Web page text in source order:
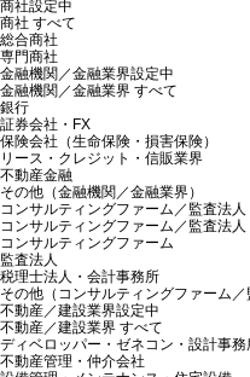
商社設定中
商社 すべて
総合商社
専門商社
金融機関／金融業界設定中
金融機関／金融業界 すべて
銀行
証券会社・FX
保険会社（生命保険・損害保険）
リース・クレジット・信販業界
不動産金融
その他（金融機関／金融業界）
コンサルティングファーム／監査法
コンサルティングファーム／監査法
コンサルティングファーム
監査法人
税理士法人・会計事務所
その他（コンサルティングファーム／
不動産／建設業界設定中
不動産／建設業界 すべて
ディベロッパー・ゼネコン・設計事務
不動産管理・仲介会社